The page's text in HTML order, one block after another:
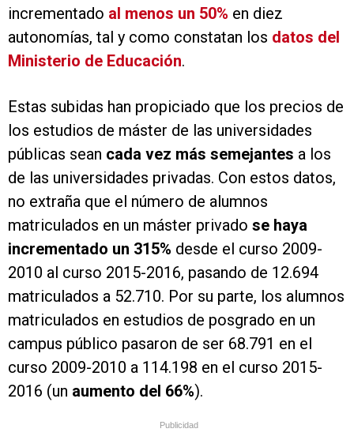
incrementado al menos un 50% en diez
autonomías, tal y como constatan los datos del
Ministerio de Educación.
Estas subidas han propiciado que los precios de
los estudios de máster de las universidades
públicas sean cada vez más semejantes a los
de las universidades privadas. Con estos datos,
no extraña que el número de alumnos
matriculados en un máster privado se haya
incrementado un 315% desde el curso 2009-
2010 al curso 2015-2016, pasando de 12.694
matriculados a 52.710. Por su parte, los alumnos
matriculados en estudios de posgrado en un
campus público pasaron de ser 68.791 en el
curso 2009-2010 a 114.198 en el curso 2015-
2016 (un aumento del 66%).
Publicidad